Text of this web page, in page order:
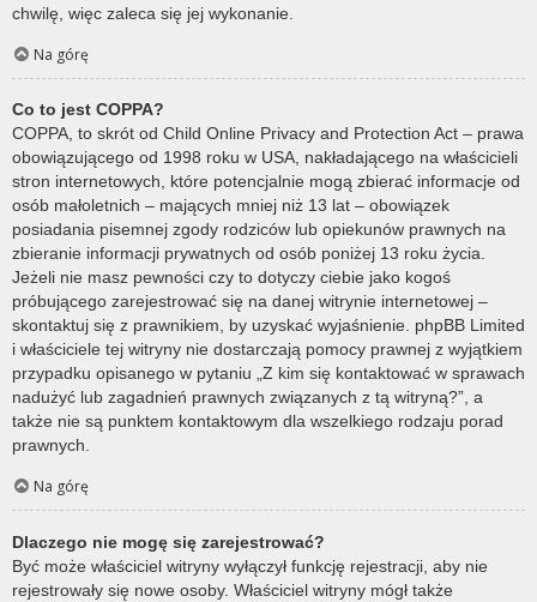
chwilę, więc zaleca się jej wykonanie.
Na górę
Co to jest COPPA?
COPPA, to skrót od Child Online Privacy and Protection Act – prawa
obowiązującego od 1998 roku w USA, nakładającego na właścicieli
stron internetowych, które potencjalnie mogą zbierać informacje od
osób małoletnich – mających mniej niż 13 lat – obowiązek
posiadania pisemnej zgody rodziców lub opiekunów prawnych na
zbieranie informacji prywatnych od osób poniżej 13 roku życia.
Jeżeli nie masz pewności czy to dotyczy ciebie jako kogoś
próbującego zarejestrować się na danej witrynie internetowej –
skontaktuj się z prawnikiem, by uzyskać wyjaśnienie. phpBB Limited
i właściciele tej witryny nie dostarczają pomocy prawnej z wyjątkiem
przypadku opisanego w pytaniu „Z kim się kontaktować w sprawach
nadużyć lub zagadnień prawnych związanych z tą witryną?”, a
także nie są punktem kontaktowym dla wszelkiego rodzaju porad
prawnych.
Na górę
Dlaczego nie mogę się zarejestrować?
Być może właściciel witryny wyłączył funkcję rejestracji, aby nie
rejestrowały się nowe osoby. Właściciel witryny mógł także